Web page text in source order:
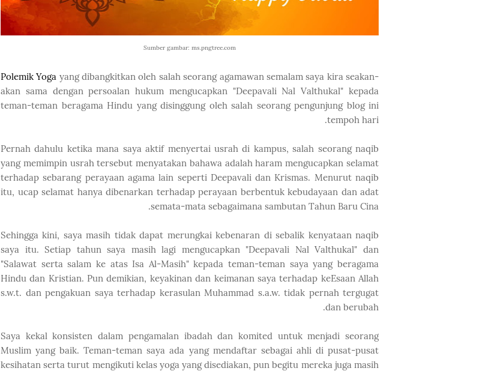
Sumber gambar: ms.pngtree.com
Polemik Yoga yang dibangkitkan oleh salah seorang agamawan semalam saya kira seakan-
akan sama dengan persoalan hukum mengucapkan "Deepavali Nal Valthukal" kepada
teman-teman beragama Hindu yang disinggung oleh salah seorang pengunjung blog ini
tempoh hari.
Pernah dahulu ketika mana saya aktif menyertai usrah di kampus, salah seorang naqib
yang memimpin usrah tersebut menyatakan bahawa adalah haram mengucapkan selamat
terhadap sebarang perayaan agama lain seperti Deepavali dan Krismas. Menurut naqib
itu, ucap selamat hanya dibenarkan terhadap perayaan berbentuk kebudayaan dan adat
semata-mata sebagaimana sambutan Tahun Baru Cina.
Sehingga kini, saya masih tidak dapat merungkai kebenaran di sebalik kenyataan naqib
saya itu. Setiap tahun saya masih lagi mengucapkan "Deepavali Nal Valthukal" dan
"Salawat serta salam ke atas Isa Al-Masih" kepada teman-teman saya yang beragama
Hindu dan Kristian. Pun demikian, keyakinan dan keimanan saya terhadap keEsaan Allah
s.w.t. dan pengakuan saya terhadap kerasulan Muhammad s.a.w. tidak pernah tergugat
dan berubah.
Saya kekal konsisten dalam pengamalan ibadah dan komited untuk menjadi seorang
Muslim yang baik. Teman-teman saya ada yang mendaftar sebagai ahli di pusat-pusat
kesihatan serta turut mengikuti kelas yoga yang disediakan, pun begitu mereka juga masih